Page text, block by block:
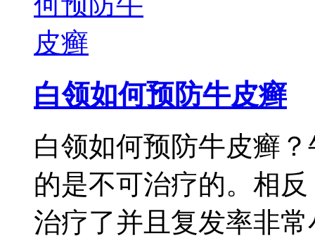
白领如何预防牛皮癣
白领如何预防牛皮癣
的是不可治疗的。相
治疗了并且复发率非